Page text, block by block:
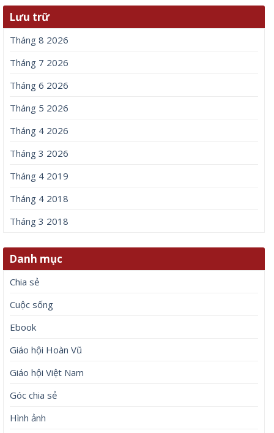
Lưu trữ
Tháng 8 2026
Tháng 7 2026
Tháng 6 2026
Tháng 5 2026
Tháng 4 2026
Tháng 3 2026
Tháng 4 2019
Tháng 4 2018
Tháng 3 2018
Danh mục
Chia sẻ
Cuộc sống
Ebook
Giáo hội Hoàn Vũ
Giáo hội Việt Nam
Góc chia sẻ
Hình ảnh